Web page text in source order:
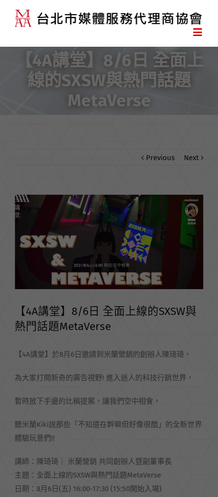
【4A講堂】8/6日 全面上
線的SXSW與熱門話題
MetaVerse
Previous Next
View
Larger
【4A講堂】8/6日 全面上線的SXSW與
熱門話題MetaVerse
【4A講堂】於8月6日邀請到米蘭營銷的創辦人陳琦琦，
為大家打開新奇的廣告視野! 進入迷人的科技行銷世界，
暫時放下手邊的比稿提案，讓我們空中相會，
聽米蘭Kiki說那些「不知道在幹嘛但好像很酷」的全新世界
體驗玩意們!!
講師：陳琦琦｜ 米蘭營銷 共同創辦人暨副董事長
主題：全面上線的SXSW與熱門話題MetaVerse
日期：8月6日(五) 16:00-17:30 (15:50開始入場)